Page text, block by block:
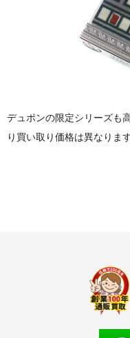
デュポンの限定シリーズも
り買い取り価格は異なりま